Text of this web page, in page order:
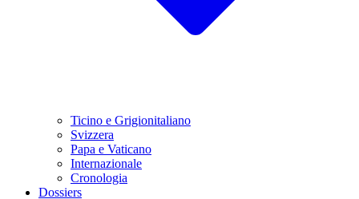
Ticino e Grigionitaliano
Svizzera
Papa e Vaticano
Internazionale
Cronologia
Dossiers